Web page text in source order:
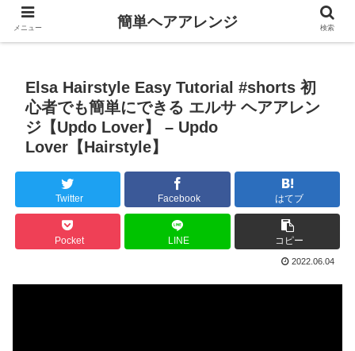
Elsa Hairstyle Easy Tutorial #shorts 初
心者でも簡単にできる エルサ ヘアアレン
ジ【Updo Lover】 – Updo
Lover【Hairstyle】
Twitter Facebook はてブ
Pocket LINE コピー
2022.06.04
メニュー 簡単ヘアアレンジ 検索